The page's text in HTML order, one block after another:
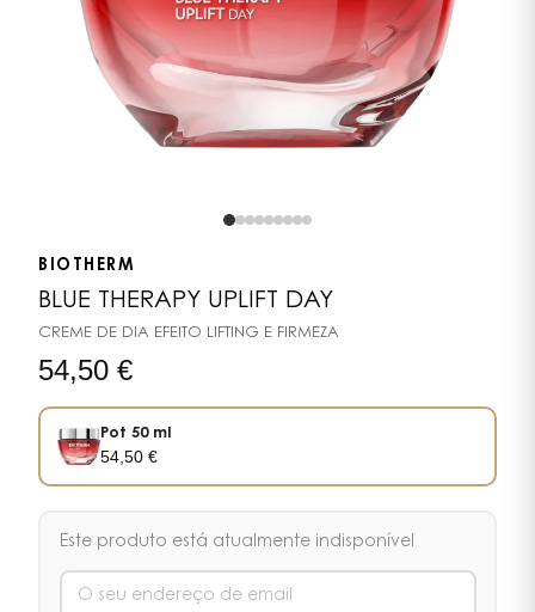
BIOTHERM
BLUE THERAPY UPLIFT DAY
CREME DE DIA EFEITO LIFTING E FIRMEZA
54,50 €
Pot 50 ml
54,50€
Este produto está atualmente indisponível